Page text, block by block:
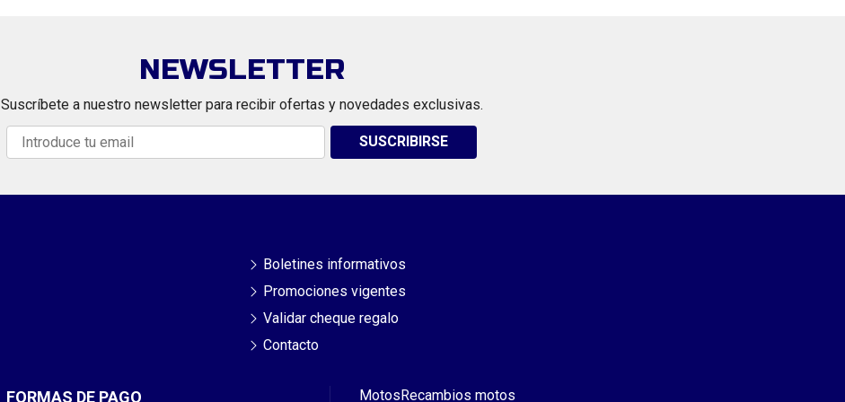
NEWSLETTER
Suscríbete a nuestro newsletter para recibir ofertas y novedades exclusivas.
SUSCRIBIRSE
FORMAS DE PAGO
Boletines informativos
Promociones vigentes
Validar cheque regalo
Contacto
MotosRecambios motos